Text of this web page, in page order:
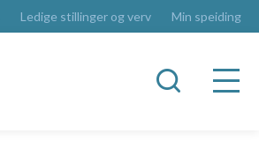
Ledige stillinger og verv Min speiding